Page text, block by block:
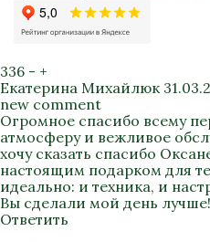
336 - +
Екатерина Михайлюк
new comment
Огромное спасибо всему
атмосферу и вежливое
хочу сказать спасибо
настоящим подарком для
идеально: и техника, и
Вы сделали мой день
Ответить